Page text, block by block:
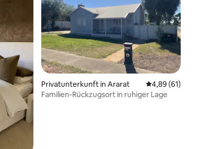
Bewertungen
Privatunterkunft in Ararat Durchschnittliche
4,89 (61)
Familien-Rückzugsort in ruhiger Lage